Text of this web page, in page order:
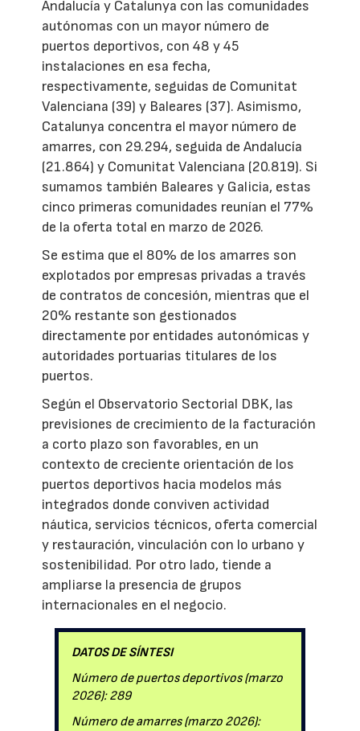
Andalucía y Catalunya con las comunidades
autónomas con un mayor número de
puertos deportivos, con 48 y 45
instalaciones en esa fecha,
respectivamente, seguidas de Comunitat
Valenciana (39) y Baleares (37). Asimismo,
Catalunya concentra el mayor número de
amarres, con 29.294, seguida de Andalucía
(21.864) y Comunitat Valenciana (20.819). Si
sumamos también Baleares y Galicia, estas
cinco primeras comunidades reunían el 77%
de la oferta total en marzo de 2026.
Se estima que el 80% de los amarres son
explotados por empresas privadas a través
de contratos de concesión, mientras que el
20% restante son gestionados
directamente por entidades autonómicas y
autoridades portuarias titulares de los
puertos.
Según el Observatorio Sectorial DBK, las
previsiones de crecimiento de la facturación
a corto plazo son favorables, en un
contexto de creciente orientación de los
puertos deportivos hacia modelos más
integrados donde conviven actividad
náutica, servicios técnicos, oferta comercial
y restauración, vinculación con lo urbano y
sostenibilidad. Por otro lado, tiende a
ampliarse la presencia de grupos
internacionales en el negocio.
DATOS DE SÍNTESI
Número de puertos deportivos (marzo
2026): 289
Número de amarres (marzo 2026):